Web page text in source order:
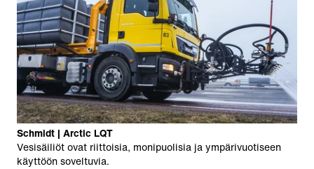
Schmidt | Arctic LQT
Vesisäiliöt ovat riittoisia, monipuolisia ja ympärivuotiseen
käyttöön soveltuvia.